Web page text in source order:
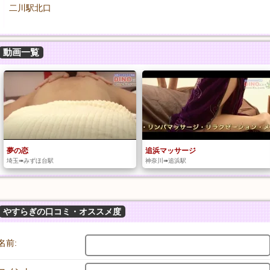
二川駅北口
動画一覧
夢の恋
埼玉➠みずほ台駅
追浜マッサージ
神奈川➠追浜駅
やすらぎの口コミ・オススメ度
前: